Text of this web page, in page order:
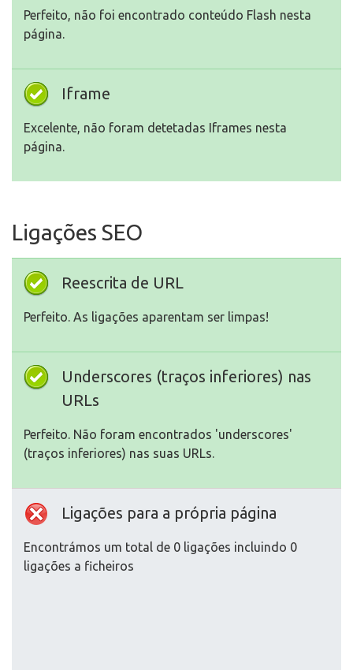
Perfeito, não foi encontrado conteúdo Flash nesta
página.
Iframe
Excelente, não foram detetadas Iframes nesta
página.
Ligações SEO
Reescrita de URL
Perfeito. As ligações aparentam ser limpas!
Underscores (traços inferiores) nas
URLs
Perfeito. Não foram encontrados 'underscores'
(traços inferiores) nas suas URLs.
Ligações para a própria página
Encontrámos um total de 0 ligações incluindo 0
ligações a ficheiros